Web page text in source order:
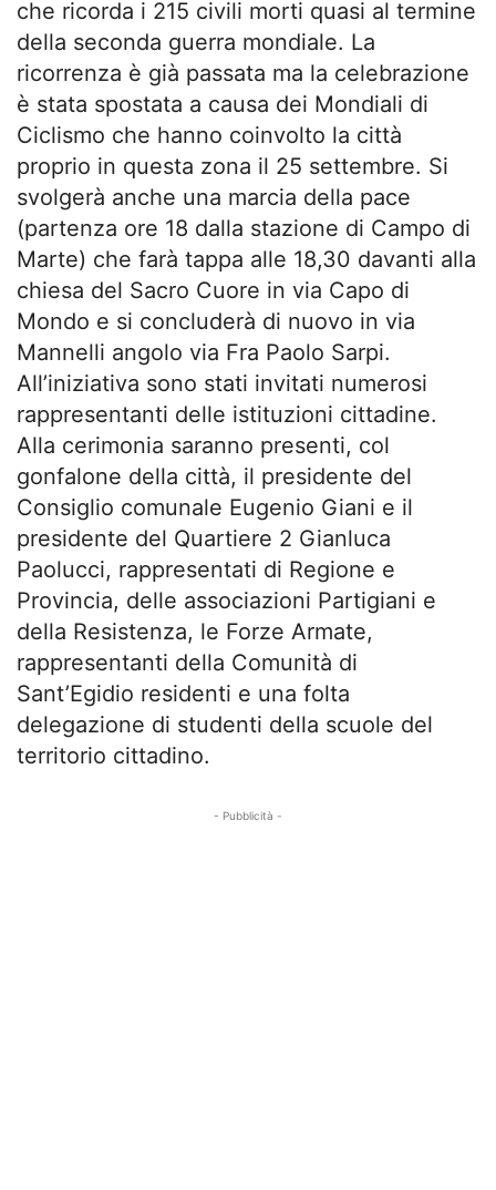
che ricorda i 215 civili morti quasi al termine
della seconda guerra mondiale. La
ricorrenza è già passata ma la celebrazione
è stata spostata a causa dei Mondiali di
Ciclismo che hanno coinvolto la città
proprio in questa zona il 25 settembre. Si
svolgerà anche una marcia della pace
(partenza ore 18 dalla stazione di Campo di
Marte) che farà tappa alle 18,30 davanti alla
chiesa del Sacro Cuore in via Capo di
Mondo e si concluderà di nuovo in via
Mannelli angolo via Fra Paolo Sarpi.
All’iniziativa sono stati invitati numerosi
rappresentanti delle istituzioni cittadine.
Alla cerimonia saranno presenti, col
gonfalone della città, il presidente del
Consiglio comunale Eugenio Giani e il
presidente del Quartiere 2 Gianluca
Paolucci, rappresentati di Regione e
Provincia, delle associazioni Partigiani e
della Resistenza, le Forze Armate,
rappresentanti della Comunità di
Sant’Egidio residenti e una folta
delegazione di studenti della scuole del
territorio cittadino.
- Pubblicità -